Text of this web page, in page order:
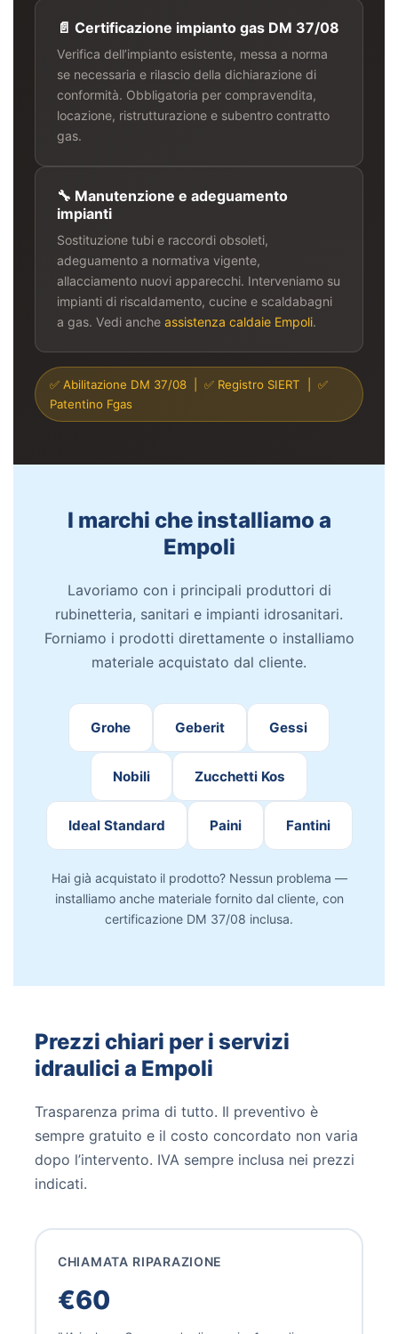
📄 Certificazione impianto gas DM 37/08
Verifica dell’impianto esistente, messa a norma
se necessaria e rilascio della dichiarazione di
conformità. Obbligatoria per compravendita,
locazione, ristrutturazione e subentro contratto
gas.
🔧 Manutenzione e adeguamento
impianti
Sostituzione tubi e raccordi obsoleti,
adeguamento a normativa vigente,
allacciamento nuovi apparecchi. Interveniamo su
impianti di riscaldamento, cucine e scaldabagni
a gas. Vedi anche assistenza caldaie Empoli.
✅ Abilitazione DM 37/08 | ✅ Registro SIERT | ✅
Patentino Fgas
I marchi che installiamo a
Empoli
Lavoriamo con i principali produttori di
rubinetteria, sanitari e impianti idrosanitari.
Forniamo i prodotti direttamente o installiamo
materiale acquistato dal cliente.
Grohe Geberit Gessi
Nobili Zucchetti Kos
Ideal Standard Paini Fantini
Hai già acquistato il prodotto? Nessun problema —
installiamo anche materiale fornito dal cliente, con
certificazione DM 37/08 inclusa.
Prezzi chiari per i servizi
idraulici a Empoli
Trasparenza prima di tutto. Il preventivo è
sempre gratuito e il costo concordato non varia
dopo l’intervento. IVA sempre inclusa nei prezzi
indicati.
CHIAMATA RIPARAZIONE
€60